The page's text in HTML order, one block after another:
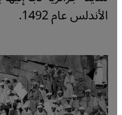
الأندلس عام 1492.